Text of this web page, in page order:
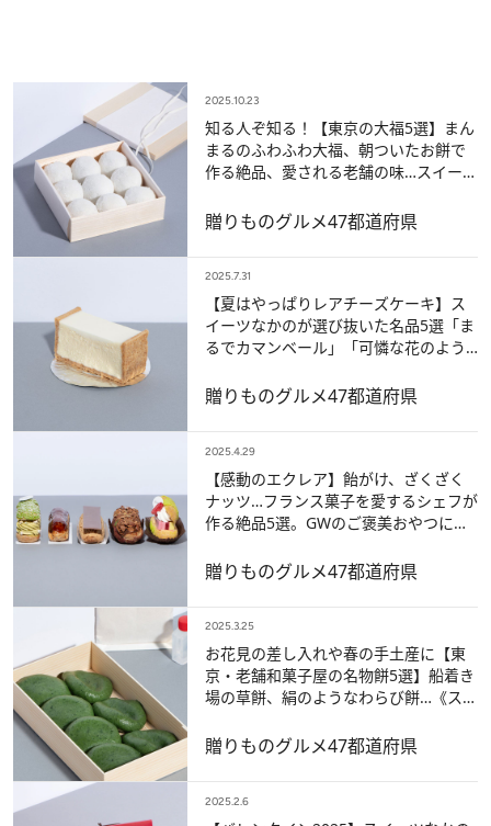
2025.10.23
知る人ぞ知る！【東京の大福5選】まん
まるのふわふわ大福、朝ついたお餅で
作る絶品、愛される老舗の味…スイーツ
贈りものグルメ47都道府県
2025.7.31
【夏はやっぱりレアチーズケーキ】ス
イーツなかのが選び抜いた名品5選「ま
るでカマンベール」「可憐な花のよう
も！》
贈りものグルメ47都道府県
2025.4.29
【感動のエクレア】飴がけ、ざくざく
ナッツ…フランス菓子を愛するシェフが
作る絶品5選。GWのご褒美おやつにも
贈りものグルメ47都道府県
2025.3.25
お花見の差し入れや春の手土産に【東
京・老舗和菓子屋の名物餅5選】船着き
場の草餅、絹のようなわらび餅…《スイ
贈りものグルメ47都道府県
2025.2.6